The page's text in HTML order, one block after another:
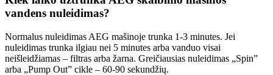
vandens nuleidimas?
Normalus nuleidimas AEG mašinoje trunka 1-3 minutes. Jei
nuleidimas trunka ilgiau nei 5 minutes arba vanduo visai
neišleidžiamas – filtras arba žarna. Greičiausias nuleidimas „Spin”
arba „Pump Out” cikle – 60-90 sekundžių.